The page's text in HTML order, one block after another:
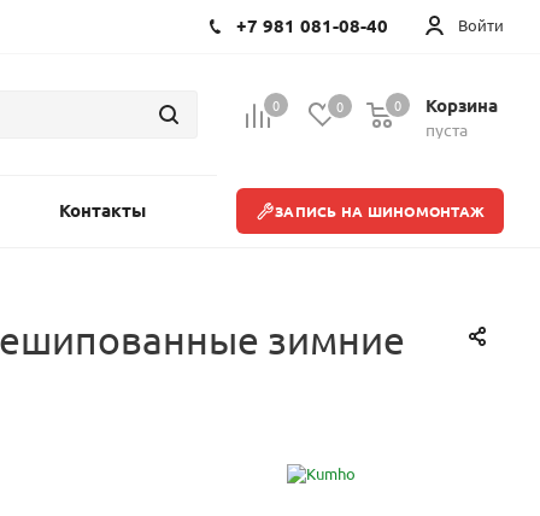
Войти
+7 981 081-08-40
0 0 Корзина
пуста
0
Контакты ЗАПИСЬ НА ШИНОМОНТАЖ
зимние